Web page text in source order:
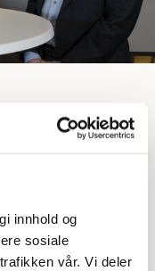
innhold og
sosiale
vår. Vi deler
Dette
under vår forvaltning
Vi gir ingen
avkastning er ingen
avhenge av